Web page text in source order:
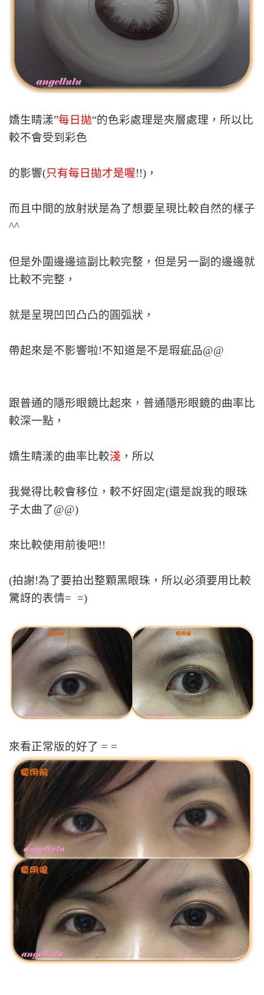
嬌生睛漾”每日拋“的色彩處理是夾層處理，所以比
較不會受到彩色
的影響(只有每日拋才是喔!!)，
而且中間的放射狀是為了想要呈現比較自然的樣子
^^
但是外圍邊邊這副比較完整，但是另一副的邊邊就
比較不完整，
就是呈現凹凹凸凸的圓弧狀，
帶起來是不影響啦!不知道是不是瑕疵品@@
跟普通的隱形眼鏡比起來，普通隱形眼鏡的曲率比
較深一點，
嬌生睛漾的曲率比較淺 ，所以
我覺得比較會移位，較不好固定(還是說我的眼珠
子太曲了@@)
來比較使用前後吧!!
(拍謝!為了要拍出整顆黑眼珠，所以必須要用比較
驚訝的表情= =)
來看正常版的好了 = =